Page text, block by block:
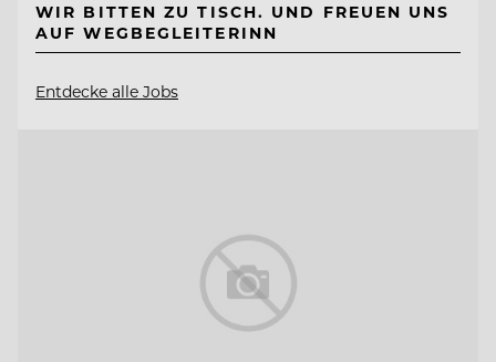
WIR BITTEN ZU TISCH. UND FREUEN UNS
AUF WEGBEGLEITERINN
Entdecke alle Jobs